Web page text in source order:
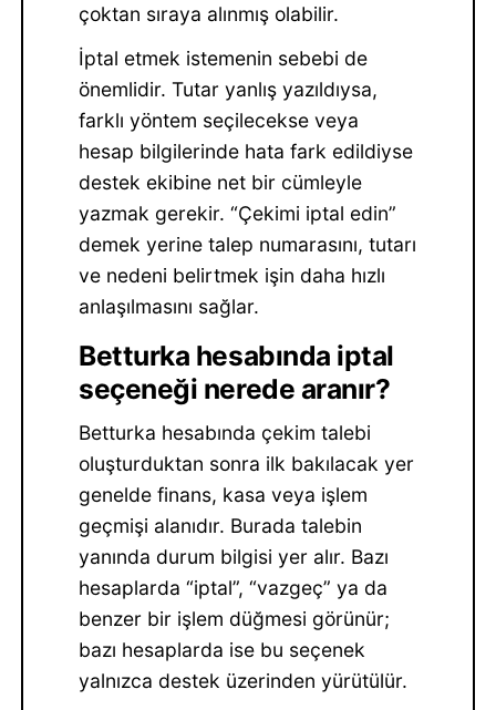
çoktan sıraya alınmış olabilir.
İptal etmek istemenin sebebi de
önemlidir. Tutar yanlış yazıldıysa,
farklı yöntem seçilecekse veya
hesap bilgilerinde hata fark edildiyse
destek ekibine net bir cümleyle
yazmak gerekir. “Çekimi iptal edin”
demek yerine talep numarasını, tutarı
ve nedeni belirtmek işin daha hızlı
anlaşılmasını sağlar.
Betturka hesabında iptal
seçeneği nerede aranır?
Betturka hesabında çekim talebi
oluşturduktan sonra ilk bakılacak yer
genelde finans, kasa veya işlem
geçmişi alanıdır. Burada talebin
yanında durum bilgisi yer alır. Bazı
hesaplarda “iptal”, “vazgeç” ya da
benzer bir işlem düğmesi görünür;
bazı hesaplarda ise bu seçenek
yalnızca destek üzerinden yürütülür.